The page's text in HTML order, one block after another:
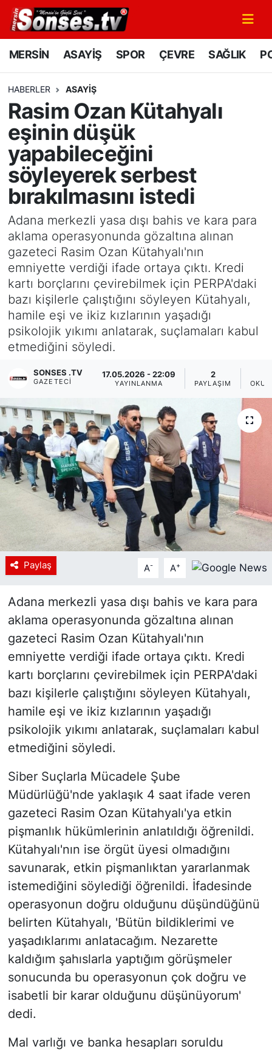
MERSİN ASAYİŞ SPOR ÇEVRE SAĞLIK
HABERLER ASAYİŞ
Rasim Ozan Kütahyalı
eşinin düşük
yapabileceğini
söyleyerek serbest
bırakılmasını istedi
Adana merkezli yasa dışı bahis ve kara para
aklama operasyonunda gözaltına alınan
gazeteci Rasim Ozan Kütahyalı'nın
emniyette verdiği ifade ortaya çıktı. Kredi
kartı borçlarını çevirebilmek için PERPA'daki
bazı kişilerle çalıştığını söyleyen Kütahyalı,
hamile eşi ve ikiz kızlarının yaşadığı
psikolojik yıkımı anlatarak, suçlamaları kabul
etmediğini söyledi.
SONSES .TV
GAZETECI
17.05.2026 - 22:09
YAYINLANMA
2
PAYLAŞIM
Paylaş A- A+
Adana merkezli yasa dışı bahis ve kara para
aklama operasyonunda gözaltına alınan
gazeteci Rasim Ozan Kütahyalı'nın
emniyette verdiği ifade ortaya çıktı. Kredi
kartı borçlarını çevirebilmek için PERPA'daki
bazı kişilerle çalıştığını söyleyen Kütahyalı,
hamile eşi ve ikiz kızlarının yaşadığı
psikolojik yıkımı anlatarak, suçlamaları kabul
etmediğini söyledi.
Siber Suçlarla Mücadele Şube
Müdürlüğü'nde yaklaşık 4 saat ifade veren
gazeteci Rasim Ozan Kütahyalı'ya etkin
pişmanlık hükümlerinin anlatıldığı öğrenildi.
Kütahyalı'nın ise örgüt üyesi olmadığını
savunarak, etkin pişmanlıktan yararlanmak
istemediğini söylediği öğrenildi. İfadesinde
operasyonun doğru olduğunu düşündüğünü
belirten Kütahyalı, 'Bütün bildiklerimi ve
yaşadıklarımı anlatacağım. Nezarette
kaldığım şahıslarla yaptığım görüşmeler
sonucunda bu operasyonun çok doğru ve
isabetli bir karar olduğunu düşünüyorum'
dedi.
Mal varlığı ve banka hesapları soruldu
MERSİN
SPOR
GÜNÜN MANŞETİ
DÜNYA
KÜLTÜR - SANAT
MAGAZİN
SAĞLIK
Siyaset
YEREL HABER
Haberde insan
Tanıtım
Mersin Nöbetçi Eczaneler
Mersin Namaz Vakitleri
Mersin Trafik Yoğunluk Haritası
Süper Lig Puan Durumu ve Fikstür
Tüm Manşetler
Son Dakika Haberleri
Haber Arşivi